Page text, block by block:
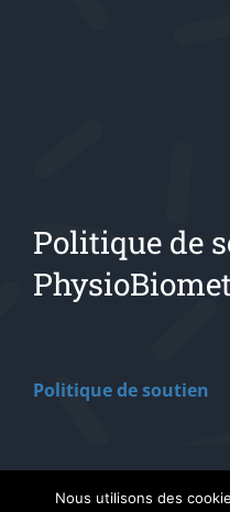
Politique de
Politique de soutien
Nous utilisons des